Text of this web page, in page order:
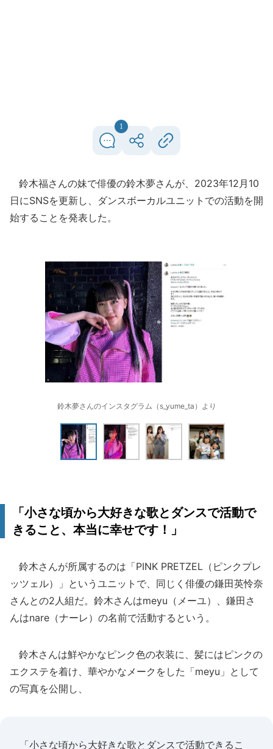
1
鈴木福さんの妹で俳優の鈴木夢さんが、2023年12月10
日にSNSを更新し、ダンスボーカルユニットでの活動を開
始することを発表した。
鈴木夢さんのインスタグラム（s_yume_ta）より
「小さな頃から大好きな歌とダンスで活動で
きること、本当に幸せです！」
鈴木さんが所属するのは「PINK PRETZEL（ピンクプレ
ッツェル）」というユニットで、同じく俳優の鎌田英怜奈
さんとの2人組だ。鈴木さんはmeyu（メーユ）、鎌田さ
んはnare（ナーレ）の名前で活動するという。
鈴木さんは鮮やかなピンク色の衣装に、髪にはピンクの
エクステを着け、華やかなメークをした「meyu」として
の写真を公開し、
「小さな頃から大好きな歌とダンスで活動できるこ